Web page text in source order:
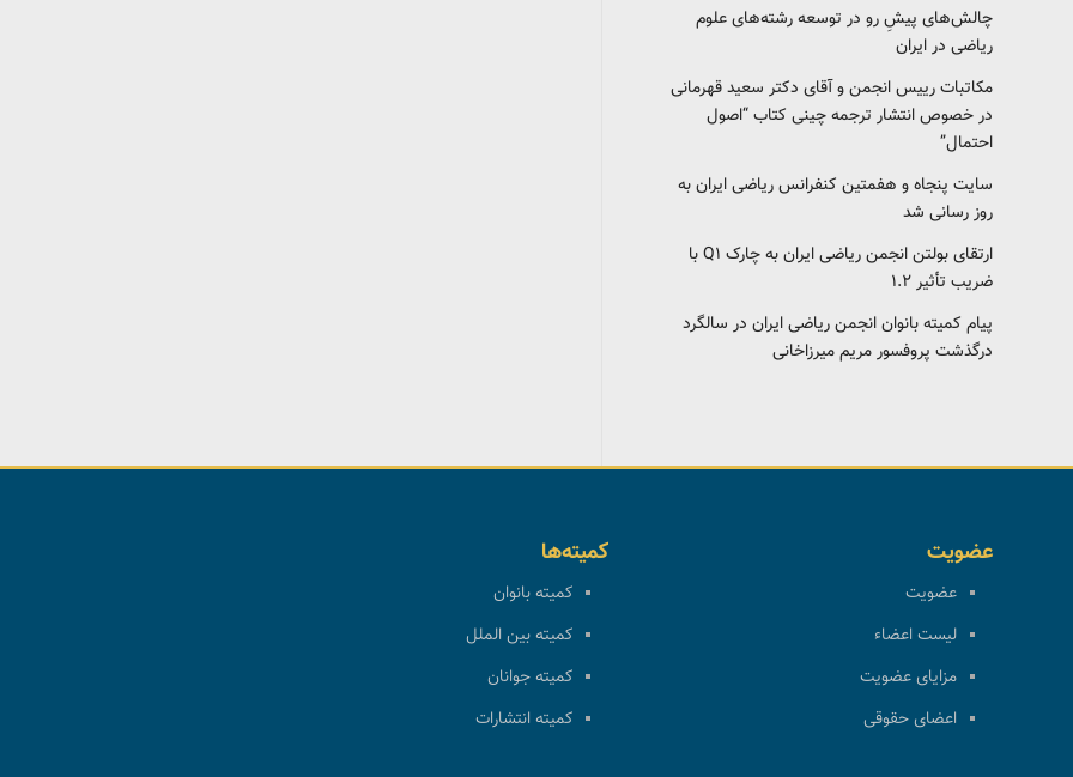
چالش‌های پیشِ رو در توسعه رشته‌های علوم
ریاضی در ایران
مکاتبات رییس انجمن و آقای دکتر سعید قهرمانی
در خصوص انتشار ترجمه چینی کتاب “اصول
احتمال”
سایت پنجاه و هفمتین کنفرانس ریاضی ایران به
روز رسانی شد
ارتقای بولتن انجمن ریاضی ایران به چارک Q1 با
ضریب تأثیر ۱.۲
پیام کمیته بانوان انجمن ریاضی ایران در سالگرد
درگذشت پروفسور مریم میرزاخانی
عضویت
عضویت
لیست اعضاء
مزایای عضویت
اعضای حقوقی
کمیته‌ها
کمیته بانوان
کمیته بین الملل
کمیته جوانان
کمیته انتشارات